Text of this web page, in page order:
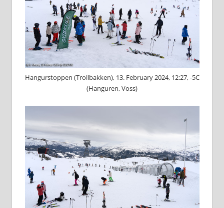
Hangurstoppen (Trollbakken), 13. February 2024, 12:27, -5C
(Hanguren, Voss)